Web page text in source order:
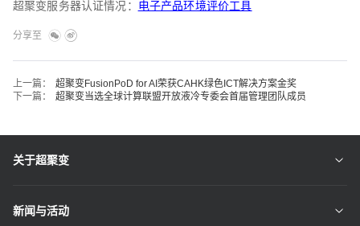
超聚变服务器认证情况： 电子产品环境评价工具
分享至
上一篇：
超聚变FusionPoD for AI荣获CAHK绿色ICT解决方案金奖
下一篇：
超聚变当选全球计算联盟开放液冷专委会首届管理团队成员
关于超聚变
新闻与活动